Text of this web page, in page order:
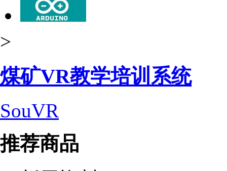
>
煤矿VR教学培训系统
SouVR
推荐商品